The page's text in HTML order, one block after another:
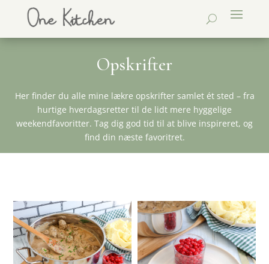
Opskrifter
Her finder du alle mine lækre opskrifter samlet ét sted – fra
hurtige hverdagsretter til de lidt mere hyggelige
weekendfavoritter. Tag dig god tid til at blive inspireret, og
find din næste favoritret.